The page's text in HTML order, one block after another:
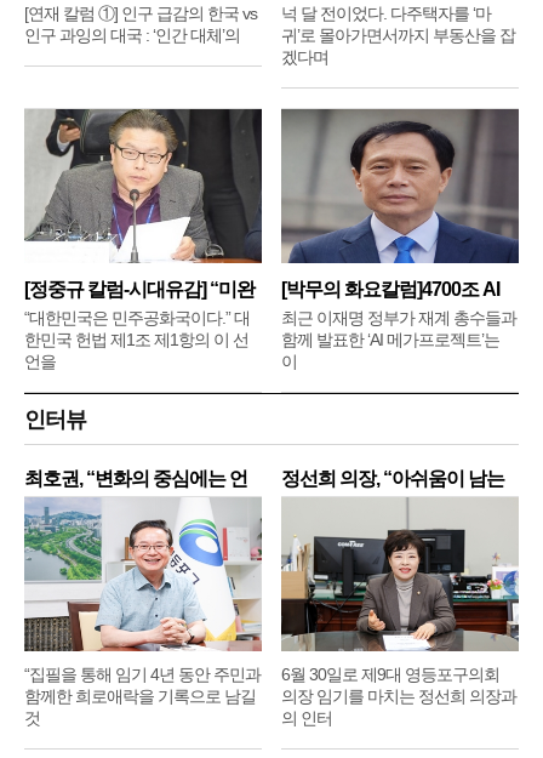
①]
[연재 칼럼 ①] 인구 급감의 한국 vs
인구 과잉의 대국 : ‘인간 대체’의
배
넉 달 전이었다. 다주택자를 ‘마
귀’로 몰아가면서까지 부동산을 잡
겠다며
[정중규 칼럼-시대유감] “미완
“대한민국은 민주공화국이다.” 대
한민국 헌법 제1조 제1항의 이 선
언을
[박무의 화요칼럼]4700조 AI
메
최근 이재명 정부가 재계 총수들과
함께 발표한 ‘AI 메가프로젝트’는
이
인터뷰
최호권, “변화의 중심에는 언
제
“집필을 통해 임기 4년 동안 주민과
함께한 희로애락을 기록으로 남길
것
정선희 의장, “아쉬움이 남는
6월 30일로 제9대 영등포구의회
의장 임기를 마치는 정선희 의장과
의 인터